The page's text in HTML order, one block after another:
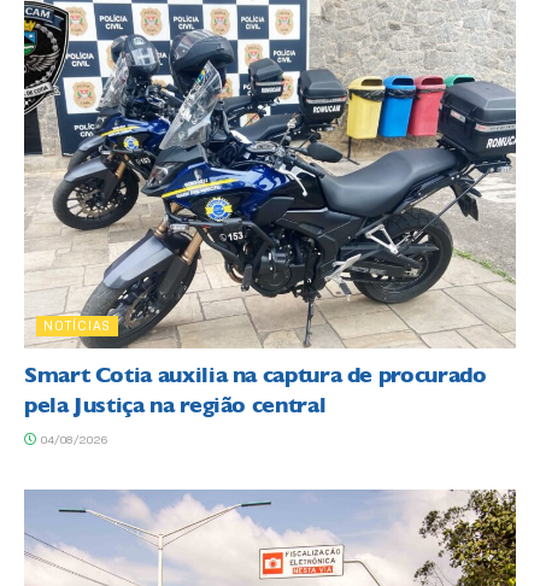
NOTÍCIAS
Smart Cotia auxilia na captura de procurado
pela Justiça na região central
04/08/2026